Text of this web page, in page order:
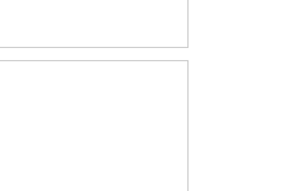
САМЦХЕ-ДЖАВАХЕТИ